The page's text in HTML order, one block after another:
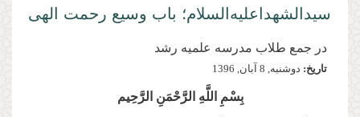
سیدالشهدا‌علیه‌السلام؛ باب وسیع رحمت الهی
در جمع طلاب مدرسه علمیه رشد
تاریخ: دوشنبه, 8 آبان, 1396
بِسْمِ اللَّهِ الرَّحْمَنِ الرَّحِيم